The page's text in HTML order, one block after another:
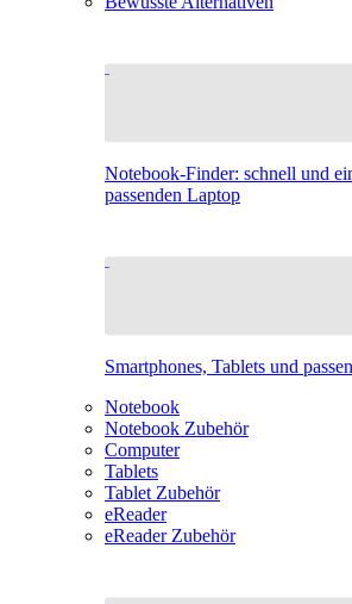
Notebook-Finder: schnell und
passenden Laptop
Smartphones, Tablets und
Notebook
Notebook Zubehör
Computer
Tablets
Tablet Zubehör
eReader
eReader Zubehör